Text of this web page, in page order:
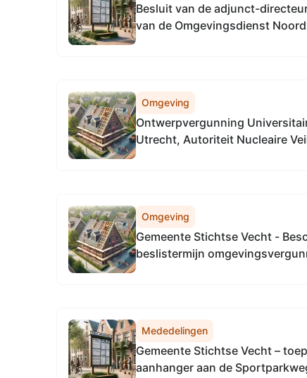
Besluit van de adjunct-
van de Omgevingsdienst
Omgeving
Ontwerpvergunning
Utrecht, Autoriteit Nucleaire
Omgeving
Gemeente Stichtse Vecht -
beslistermijn
Mededelingen
Gemeente Stichtse Vecht –
aanhanger aan de